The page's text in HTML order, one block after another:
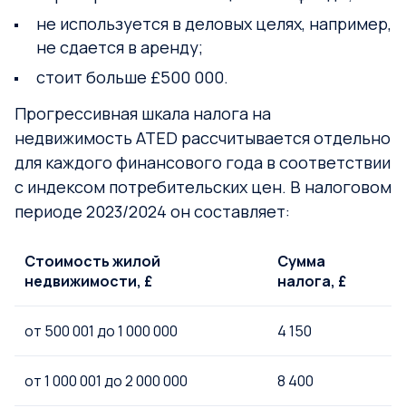
не используется в деловых целях, например,
не сдается в аренду;
стоит больше £500 000.
Прогрессивная шкала налога на
недвижимость ATED рассчитывается отдельно
для каждого финансового года в соответствии
с индексом потребительских цен. В налоговом
периоде 2023/2024 он составляет:
Стоимость жилой
недвижимости, £
Сумма
налога, £
от 500 001 до 1 000 000 4 150
от 1 000 001 до 2 000 000 8 400